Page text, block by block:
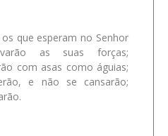
os que esperam no Senhor
as suas forças;
com asas como águias;
e não se cansarão;